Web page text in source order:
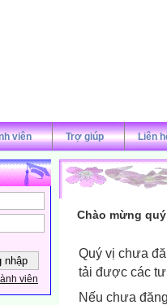
viên Trợ giúp Liên
viên
Chào mừng
Quý vị chưa
tải được các
Nếu chưa